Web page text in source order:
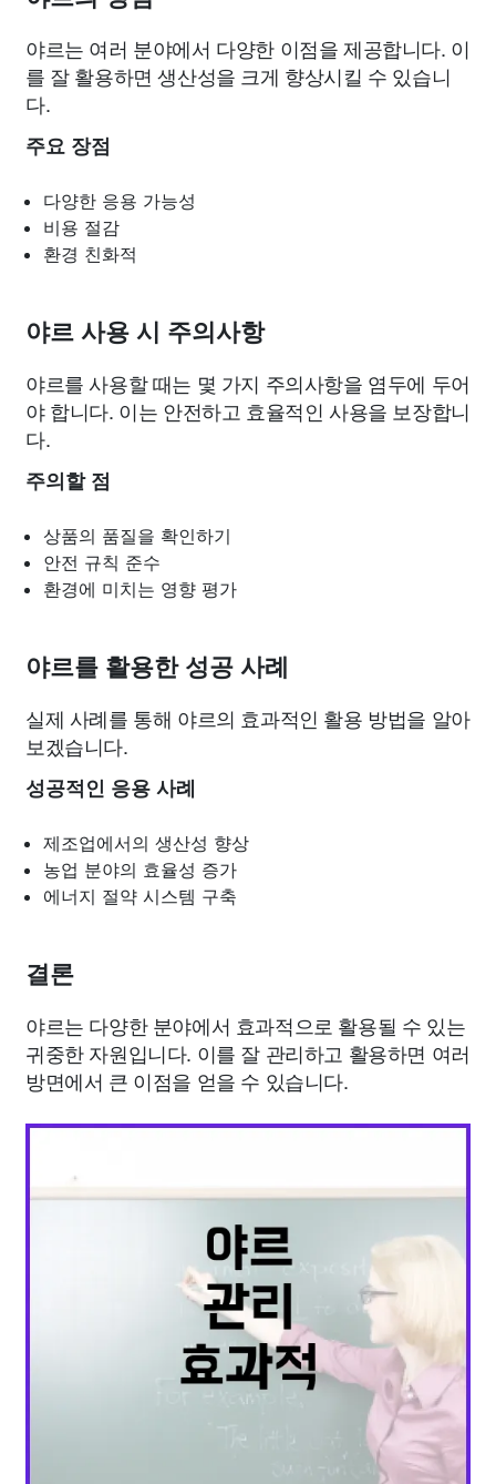
야르는 여러 분야에서 다양한 이점을 제공합니다. 이
를 잘 활용하면 생산성을 크게 향상시킬 수 있습니
다.
주요 장점
다양한 응용 가능성
비용 절감
환경 친화적
야르 사용 시 주의사항
야르를 사용할 때는 몇 가지 주의사항을 염두에 두어
야 합니다. 이는 안전하고 효율적인 사용을 보장합니
다.
주의할 점
상품의 품질을 확인하기
안전 규칙 준수
환경에 미치는 영향 평가
야르를 활용한 성공 사례
실제 사례를 통해 야르의 효과적인 활용 방법을 알아
보겠습니다.
성공적인 응용 사례
제조업에서의 생산성 향상
농업 분야의 효율성 증가
에너지 절약 시스템 구축
결론
야르는 다양한 분야에서 효과적으로 활용될 수 있는
귀중한 자원입니다. 이를 잘 관리하고 활용하면 여러
방면에서 큰 이점을 얻을 수 있습니다.